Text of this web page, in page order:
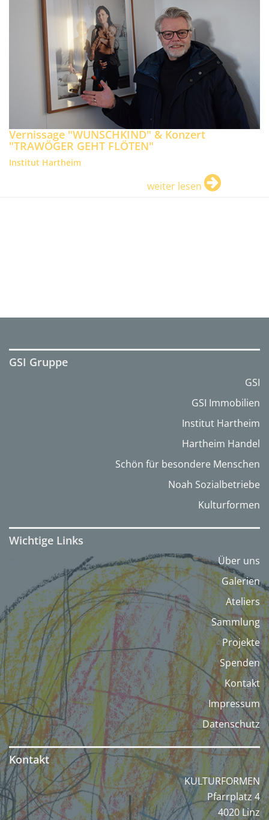
Vernissage "WUNSCHKIND" & Konzert
"TRAWÖGER GEHT FLÖTEN"
Institut Hartheim
weiter lesen
GSI Gruppe
GSI
GSI Immobilien
Institut Hartheim
Hartheim Handel
Schön für besondere Menschen
Noah Sozialbetriebe
Kulturformen
Wichtige Links
Über uns
Galerien
Ateliers
Sammlung
Projekte
Spenden
Kontakt
Impressum
Datenschutz
Kontakt
KULTURFORMEN
Pfarrplatz 4
4020 Linz